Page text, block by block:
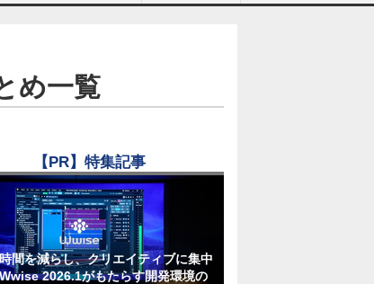
め一覧
【PR】特集記事
時間を減らし、クリエイティブに集中
2026.1がもたらす開発環境の